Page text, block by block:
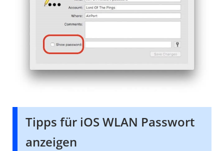
Tipps für iOS WLAN Passwort
anzeigen